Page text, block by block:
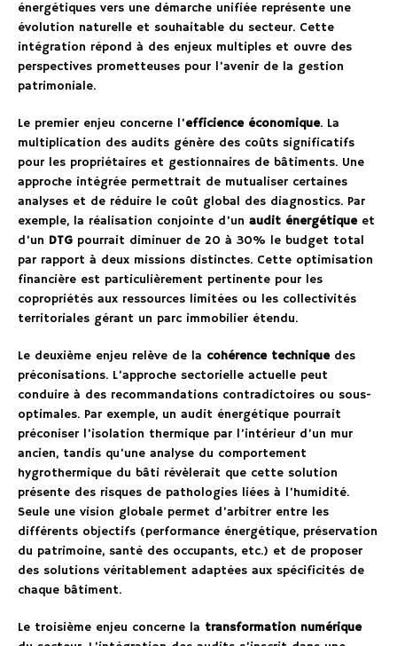
énergétiques vers une démarche unifiée représente une
évolution naturelle et souhaitable du secteur. Cette
intégration répond à des enjeux multiples et ouvre des
perspectives prometteuses pour l’avenir de la gestion
patrimoniale.
Le premier enjeu concerne l’efficience économique. La
multiplication des audits génère des coûts significatifs
pour les propriétaires et gestionnaires de bâtiments. Une
approche intégrée permettrait de mutualiser certaines
analyses et de réduire le coût global des diagnostics. Par
exemple, la réalisation conjointe d’un audit énergétiqueet
d’un DTG pourrait diminuer de 20 à 30% le budget total
par rapport à deux missions distinctes. Cette optimisation
financière est particulièrement pertinente pour les
copropriétés aux ressources limitées ou les collectivités
territoriales gérant un parc immobilier étendu.
Le deuxième enjeu relève de la cohérence techniquedes
préconisations. L’approche sectorielle actuelle peut
conduire à des recommandations contradictoires ou sous-
optimales. Par exemple, un audit énergétique pourrait
préconiser l’isolation thermique par l’intérieur d’un mur
ancien, tandis qu’une analyse du comportement
hygrothermique du bâti révèlerait que cette solution
présente des risques de pathologies liées à l’humidité.
Seule une vision globale permet d’arbitrer entre les
différents objectifs (performance énergétique, préservation
du patrimoine, santé des occupants, etc.) et de proposer
des solutions véritablement adaptées aux spécificités de
chaque bâtiment.
Le troisième enjeu concerne la transformation numérique